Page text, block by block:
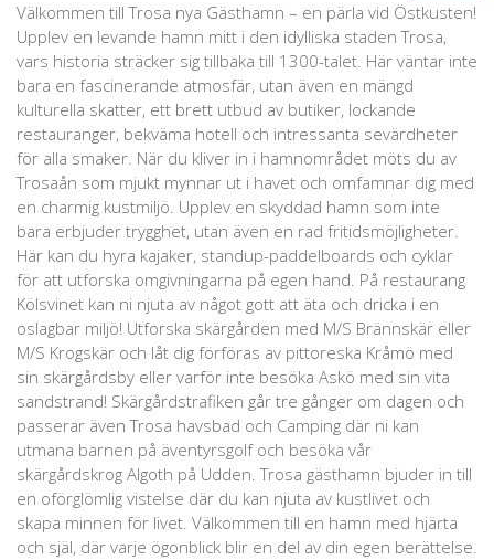
Välkommen till Trosa nya Gästhamn – en pärla vid Östkusten!
Upplev en levande hamn mitt i den idylliska staden Trosa,
vars historia sträcker sig tillbaka till 1300-talet. Här väntar inte
bara en fascinerande atmosfär, utan även en mängd
kulturella skatter, ett brett utbud av butiker, lockande
restauranger, bekväma hotell och intressanta sevärdheter
för alla smaker. När du kliver in i hamnområdet möts du av
Trosaån som mjukt mynnar ut i havet och omfamnar dig med
en charmig kustmiljö. Upplev en skyddad hamn som inte
bara erbjuder trygghet, utan även en rad fritidsmöjligheter.
Här kan du hyra kajaker, standup-paddelboards och cyklar
för att utforska omgivningarna på egen hand. På restaurang
Kölsvinet kan ni njuta av något gott att äta och dricka i en
oslagbar miljö! Utforska skärgården med M/S Brännskär eller
M/S Krogskär och låt dig förföras av pittoreska Kråmö med
sin skärgårdsby eller varför inte besöka Askö med sin vita
sandstrand! Skärgårdstrafiken går tre gånger om dagen och
passerar även Trosa havsbad och Camping där ni kan
utmana barnen på äventyrsgolf och besöka vår
skärgårdskrog Algoth på Udden. Trosa gästhamn bjuder in till
en oförglömlig vistelse där du kan njuta av kustlivet och
skapa minnen för livet. Välkommen till en hamn med hjärta
och själ, där varje ögonblick blir en del av din egen berättelse.